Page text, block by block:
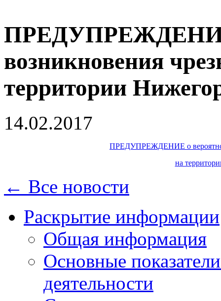
ПРЕДУПРЕЖДЕНИЕ
возникновения
территории
14.02.2017
ПРЕДУПРЕЖДЕНИЕ о
на
← Все новости
Раскрытие информации
Общая информация
Основные
деятельности